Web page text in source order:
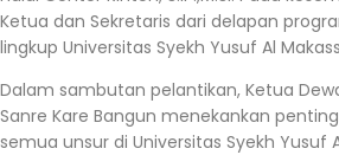
Ketua dan Sekretaris dari delapan
lingkup Universitas Syekh Yusuf Al
Dalam sambutan pelantikan, Ketua
Sanre Kare Bangun menekankan
semua unsur di Universitas Syekh Yusuf